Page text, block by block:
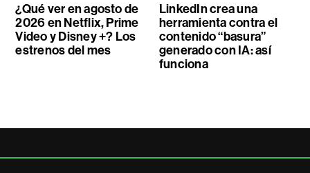
¿Qué ver en agosto de
2026 en Netflix, Prime
Video y Disney +? Los
estrenos del mes
LinkedIn crea una
herramienta contra el
contenido “basura”
generado con IA: así
funciona